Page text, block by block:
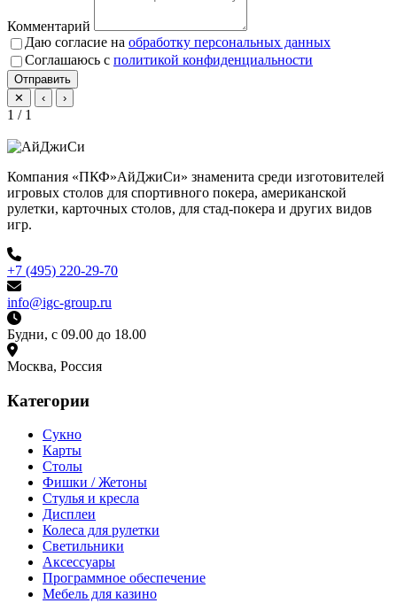
Комментарий
Даю согласие на обработку персональных данных
Соглашаюсь с политикой конфиденциальности
Отправить
✕
‹ ›
1 / 1
Компания «ПКФ»АйДжиСи» знаменита среди изготовителей
игровых столов для спортивного покера, американской
рулетки, карточных столов, для стад-покера и других видов
игр.
+7 (495) 220-29-70
info@igc-group.ru
Будни, с 09.00 до 18.00
Москва, Россия
Категории
Сукно
Карты
Столы
Фишки / Жетоны
Стулья и кресла
Дисплеи
Колеса для рулетки
Светильники
Аксессуары
Программное обеспечение
Мебель для казино